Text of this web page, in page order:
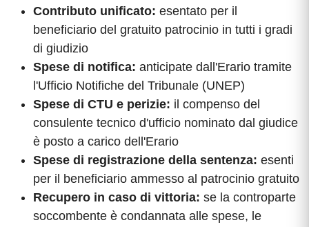
Contributo unificato: esentato per il
beneficiario del gratuito patrocinio in tutti i gradi
di giudizio
Spese di notifica: anticipate dall'Erario tramite
l'Ufficio Notifiche del Tribunale (UNEP)
Spese di CTU e perizie: il compenso del
consulente tecnico d'ufficio nominato dal giudice
è posto a carico dell'Erario
Spese di registrazione della sentenza: esenti
per il beneficiario ammesso al patrocinio gratuito
Recupero in caso di vittoria: se la controparte
soccombente è condannata alle spese, le